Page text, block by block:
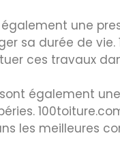
une
sa durée de
ces travaux
également
les meilleures